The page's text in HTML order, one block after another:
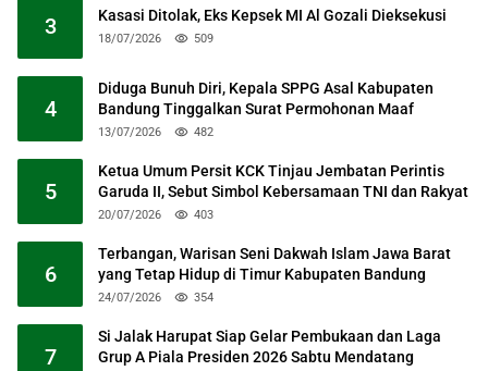
3 Kasasi Ditolak, Eks Kepsek MI Al Gozali Dieksekusi
18/07/2026 509
4
Diduga Bunuh Diri, Kepala SPPG Asal Kabupaten
Bandung Tinggalkan Surat Permohonan Maaf
13/07/2026 482
5
Ketua Umum Persit KCK Tinjau Jembatan Perintis
Garuda II, Sebut Simbol Kebersamaan TNI dan Rakyat
20/07/2026 403
6
Terbangan, Warisan Seni Dakwah Islam Jawa Barat
yang Tetap Hidup di Timur Kabupaten Bandung
24/07/2026 354
7
Si Jalak Harupat Siap Gelar Pembukaan dan Laga
Grup A Piala Presiden 2026 Sabtu Mendatang